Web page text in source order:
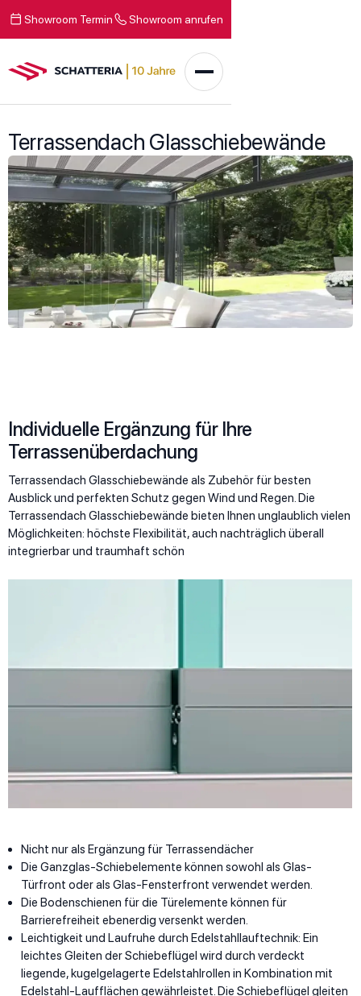
Showroom Termin Showroom anrufen
Terrassendach Glasschiebewände
Individuelle Ergänzung für Ihre
Terrassenüberdachung
Terrassendach Glasschiebewände als Zubehör für besten
Ausblick und perfekten Schutz gegen Wind und Regen. Die
Terrassendach Glasschiebewände bieten Ihnen unglaublich vielen
Möglichkeiten: höchste Flexibilität, auch nachträglich überall
integrierbar und traumhaft schön
Nicht nur als Ergänzung für Terrassendächer
Die Ganzglas-Schiebelemente können sowohl als Glas-
Türfront oder als Glas-Fensterfront verwendet werden.
Die Bodenschienen für die Türelemente können für
Barrierefreiheit ebenerdig versenkt werden.
Leichtigkeit und Laufruhe durch Edelstahllauftechnik: Ein
leichtes Gleiten der Schiebeflügel wird durch verdeckt
liegende, kugelgelagerte Edelstahlrollen in Kombination mit
Edelstahl-Laufflächen gewährleistet. Die Schiebeflügel gleiten